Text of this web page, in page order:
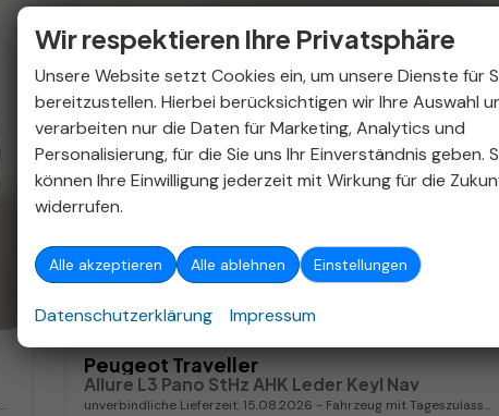
ab 292,– € mtl.
Peugeot Traveller
Allure L3 Pano StHz AHK Leder Keyl Nav
unverbindliche Lieferzeit: 15.08.2026 Fahrzeug mit Tageszulassung
Wir respektieren Ihre Privatsphäre
Unsere Website setzt Cookies ein, um unsere Dienste für
bereitzustellen. Hierbei berücksichtigen wir Ihre Auswahl
verarbeiten nur die Daten für Marketing, Analytics und
Personalisierung, für die Sie uns Ihr Einverständnis geben.
können Ihre Einwilligung jederzeit mit Wirkung für die
widerrufen.
Alle akzeptieren Alle ablehnen Einstellungen
Datenschutzerklärung Impressum